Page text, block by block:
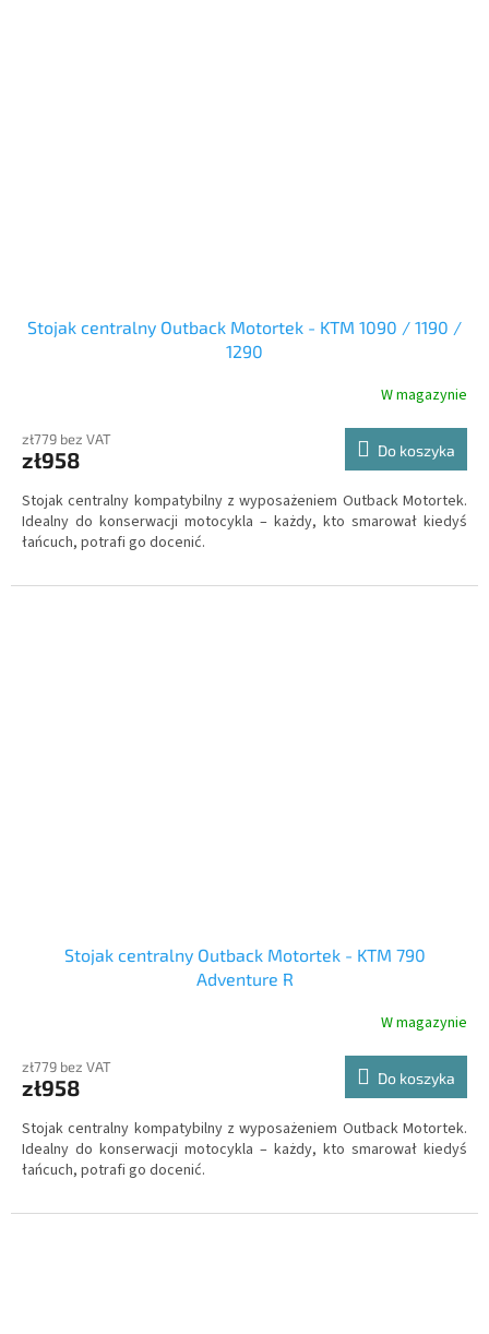
Stojak centralny Outback Motortek - KTM 1090 / 1190 /
1290
W magazynie
zł779 bez VAT
zł958 Do koszyka
Stojak centralny kompatybilny z wyposażeniem Outback Motortek.
Idealny do konserwacji motocykla – każdy, kto smarował kiedyś
łańcuch, potrafi go docenić.
Stojak centralny Outback Motortek - KTM 790
Adventure R
W magazynie
zł779 bez VAT
zł958 Do koszyka
Stojak centralny kompatybilny z wyposażeniem Outback Motortek.
Idealny do konserwacji motocykla – każdy, kto smarował kiedyś
łańcuch, potrafi go docenić.